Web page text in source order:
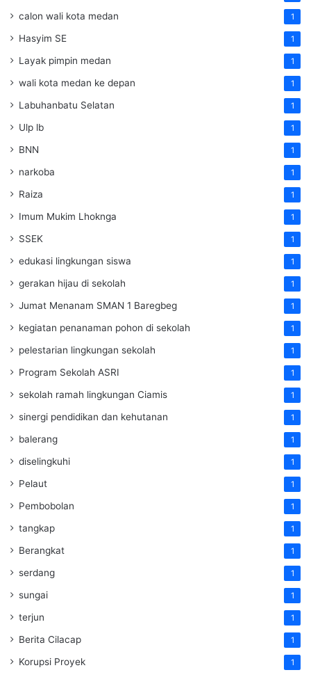
calon wali kota medan 1
Hasyim SE 1
Layak pimpin medan 1
wali kota medan ke depan 1
Labuhanbatu Selatan 1
Ulp lb 1
BNN 1
narkoba 1
Raiza 1
Imum Mukim Lhoknga 1
SSEK 1
edukasi lingkungan siswa 1
gerakan hijau di sekolah 1
Jumat Menanam SMAN 1 Baregbeg 1
kegiatan penanaman pohon di sekolah 1
pelestarian lingkungan sekolah 1
Program Sekolah ASRI 1
sekolah ramah lingkungan Ciamis 1
sinergi pendidikan dan kehutanan 1
balerang 1
diselingkuhi 1
Pelaut 1
Pembobolan 1
tangkap 1
Berangkat 1
serdang 1
sungai 1
terjun 1
Berita Cilacap 1
Korupsi Proyek 1